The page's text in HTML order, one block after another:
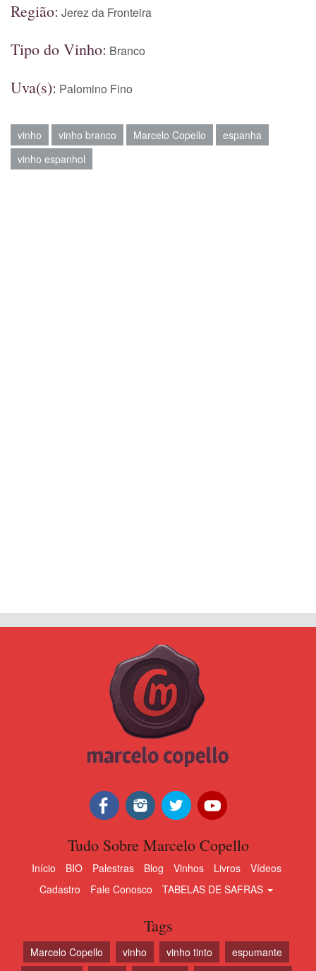
Região: Jerez da Fronteira
Tipo do Vinho: Branco
Uva(s): Palomino Fino
vinho vinho branco Marcelo Copello
espanha
vinho espanhol
Tudo Sobre Marcelo Copello
Início BIO Palestras Blog Vinhos Livros
Vídeos
Cadastro
Fale Conosco TABELAS DE SAFRAS
Tags
Marcelo Copello vinho vinho tinto
espumante